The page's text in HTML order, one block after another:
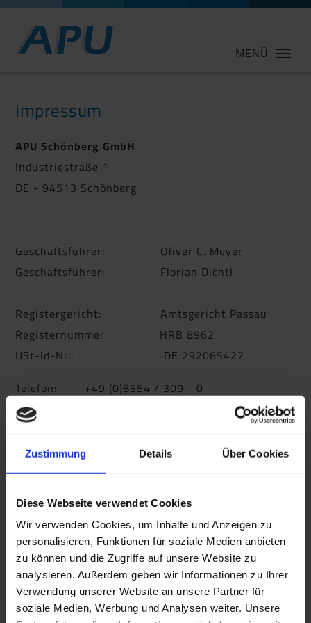
Zustimmung Details Über Cookies
Diese Webseite verwendet Cookies
Wir verwenden Cookies, um Inhalte und Anzeigen zu
personalisieren, Funktionen für soziale Medien anbieten
zu können und die Zugriffe auf unsere Website zu
analysieren. Außerdem geben wir Informationen zu Ihrer
Verwendung unserer Website an unsere Partner für
soziale Medien, Werbung und Analysen weiter. Unsere
MENÜ
Impressum
APU Schönberg GmbH
Industriestraße 1
DE - 94513 Schönberg
Geschäftsführer: Oliver C. Meyer
Geschäftsführer: Florian Dichtl
Registergericht: Amtsgericht Passau
Registernummer: HRB 8962
USt-Id-Nr.: DE 292065427
Telefon: +49 (0)8554 / 309 - 0
Telefax: +49 (0)8554 / 309 - 50
E-Mail:info@apu-schoenberg.de
Haftungshinweis:
Trotz sorgfältiger inhaltlicher Kontrolle
übernehmen wir keine Haftung für die Inhalte
externer Links. Für den Inhalt der verlinkten Seiten
sind ausschließlich deren Betreiber verantwortlich.